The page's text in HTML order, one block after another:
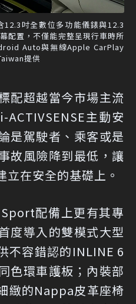
吋全數位多功能儀錶與12.3
配置，不僅能完整呈現行車時所
Auto與無線Apple CarPlay
提供
配超越當今市場主流
主動安
是駕駛者、乘客或是
故風險降到最低，讓
在安全的基礎上。
配備上更有其專
度導入的雙模式大型
不容錯認的INLINE 6
色環車護板；內裝部
緻的Nappa皮革座椅